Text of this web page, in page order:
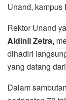
Unand, kampus
Rektor Unand
Aidinil Zetra,
dihadiri
yang datang
Dalam